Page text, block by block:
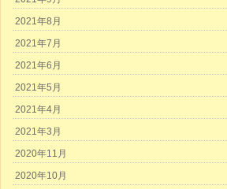
2021年8月
2021年7月
2021年6月
2021年5月
2021年4月
2021年3月
2020年11月
2020年10月